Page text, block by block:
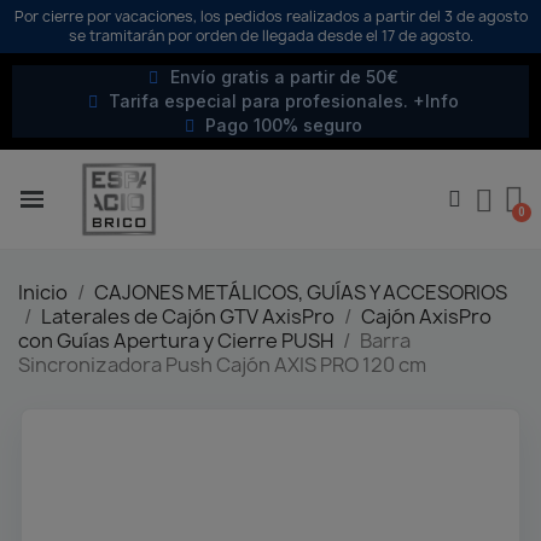
Por cierre por vacaciones, los pedidos realizados a partir del 3 de agosto
se tramitarán por orden de llegada desde el 17 de agosto.
Envío gratis a partir de 50€
Tarifa especial para profesionales. +Info
Pago 100% seguro
Inicio
CAJONES METÁLICOS, GUÍAS Y ACCESORIOS
Laterales de Cajón GTV AxisPro
Cajón AxisPro
con Guías Apertura y Cierre PUSH
Barra
Sincronizadora Push Cajón AXIS PRO 120 cm